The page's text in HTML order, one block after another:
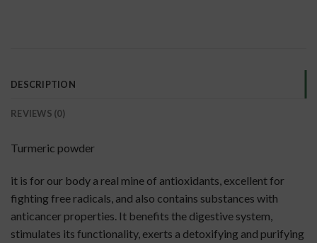
DESCRIPTION
REVIEWS (0)
Turmeric powder
it is for our body a real mine of antioxidants, excellent for
fighting free radicals, and also contains substances with
anticancer properties. It benefits the digestive system,
stimulates its functionality, exerts a detoxifying and purifying